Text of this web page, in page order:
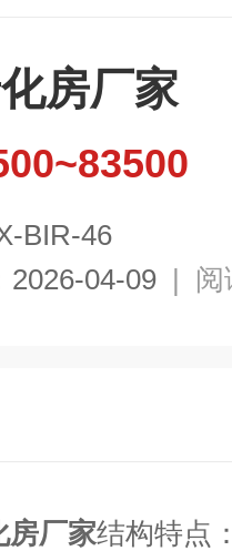
房厂家
BIR-46
2026-04-09 | 阅
房厂家结构特点